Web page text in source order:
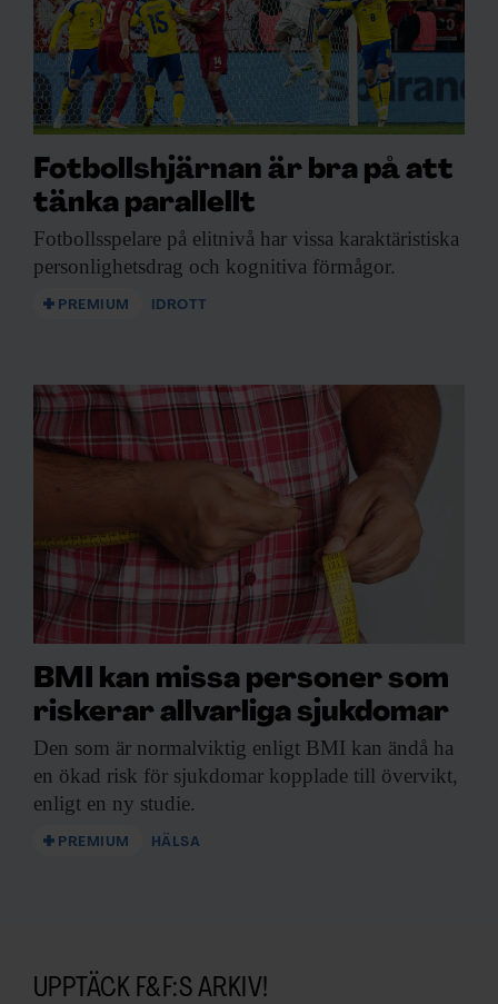
Fotbollshjärnan är bra på att
tänka parallellt
Fotbollsspelare på elitnivå har vissa karaktäristiska
personlighetsdrag och kognitiva förmågor.
PREMIUM IDROTT
BMI kan missa personer som
riskerar allvarliga sjukdomar
Den som är normalviktig enligt BMI kan ändå ha
en ökad risk för sjukdomar kopplade till övervikt,
enligt en ny studie.
PREMIUM HÄLSA
UPPTÄCK F&F:S ARKIV!